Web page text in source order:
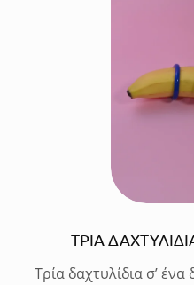
ΤΡΙΑ
Τρία δαχτυλίδια σ’